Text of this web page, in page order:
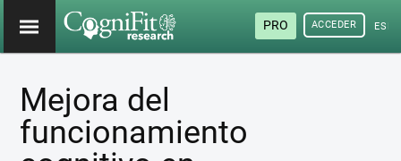
PRO ACCEDER
Mejora del
funcionamiento